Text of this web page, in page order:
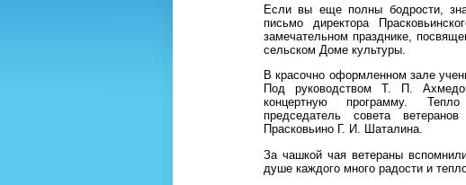
Если вы еще полны бодрости,
письмо директора
замечательном празднике,
сельском Доме культуры.
В красочно оформленном зале
Под руководством Т. П.
концертную программу.
председатель совета
Прасковьино Г. И. Шаталина.
За чашкой чая ветераны
душе каждого много радости и